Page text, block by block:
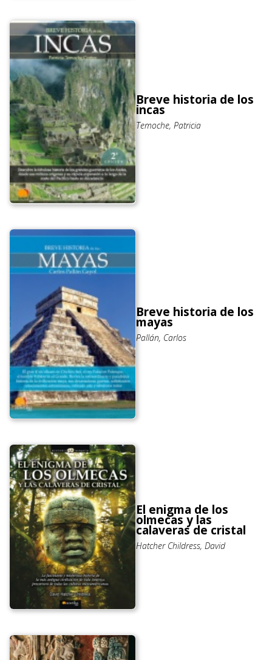
Breve historia de los
incas
Temoche, Patricia
Breve historia de los
mayas
Pallán, Carlos
El enigma de los
olmecas y las
calaveras de cristal
Hatcher Childress, David